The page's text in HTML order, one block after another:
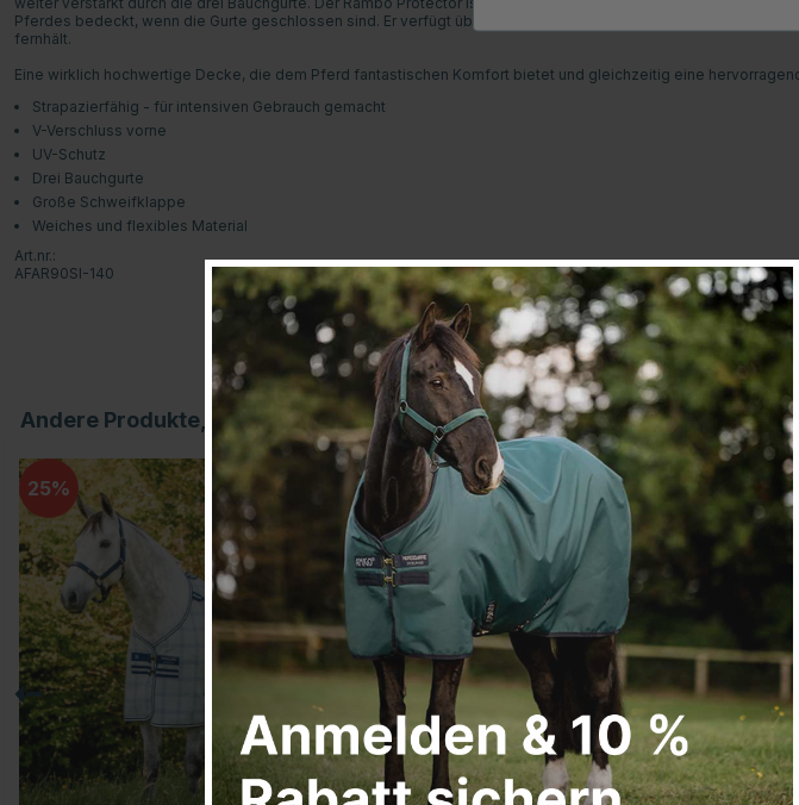
Pferdes bedeckt, wenn die Gurte geschlossen sind. Er verfügt über eine große, breite Schweifklappe, die
fernhält.
Eine wirklich hochwertige Decke, die dem Pferd fantastischen Komfort bietet und gleichzeitig eine
Strapazierfähig - für intensiven Gebrauch gemacht
V-Verschluss vorne
UV-Schutz
Drei Bauchgurte
Große Schweifklappe
Weiches und flexibles Material
Art.nr.:
AFAR90SI-140
Andere Produkte, die Ihnen gefallen könnten
25